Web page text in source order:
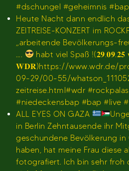
#dschungel #geheimnis
Heute Nacht dann endlich
ZEITREISE-KONZERT im
„arbeitende Bevölkerungs-
….
habt viel Spaß
𝐖𝐃𝐑)https://www.wdr.de/
09-29/00-55/
zeitreise.html#wdr
#niedeckensbap #bap #live
ALL EYES ON GAZA
in Berlin Zehntausende ihr
geschundene Bevölkerung
haben, hat meine Frau diese
fotografiert. Ich bin sehr froh